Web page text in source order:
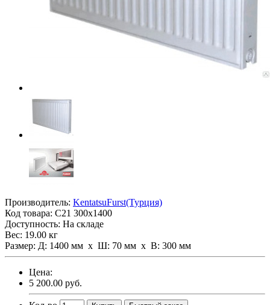
Производитель: KentatsuFurst(Турция)
Код товара: С21 300х1400
Доступность: На складе
Вес: 19.00 кг
Размер: Д: 1400 мм х Ш: 70 мм x В: 300 мм
Цена:
5 200.00 руб.